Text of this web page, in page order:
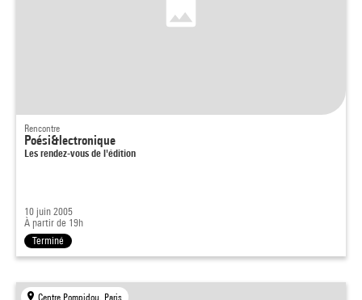
Rencontre
Poési&lectronique
Les rendez-vous de l'édition
10 juin 2005
À partir de 19h
Terminé
Centre Pompidou, Paris